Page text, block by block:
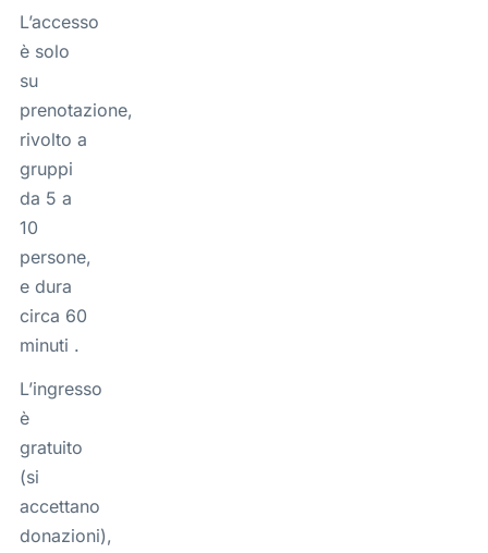
L’accesso
è solo
su
prenotazione,
rivolto a
gruppi
da 5 a
10
persone,
e dura
circa 60
minuti .
L’ingresso
è
gratuito
(si
accettano
donazioni),